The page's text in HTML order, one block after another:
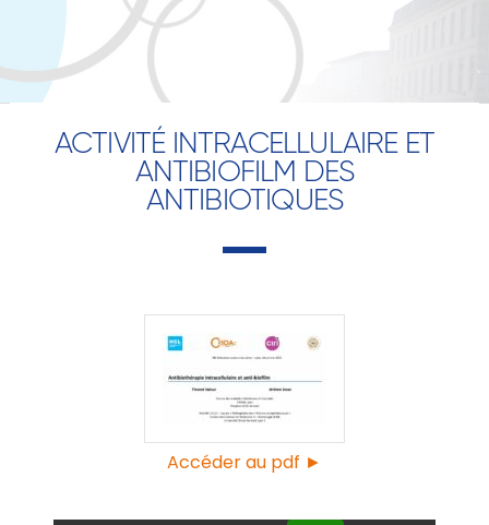
ACTIVITÉ INTRACELLULAIRE ET
ANTIBIOFILM DES
ANTIBIOTIQUES
Accéder au pdf ►